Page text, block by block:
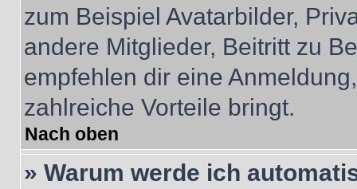
zum Beispiel Avatarbilder,
andere Mitglieder, Beitritt zu
empfehlen dir eine
zahlreiche Vorteile bringt.
Nach oben
» Warum werde ich